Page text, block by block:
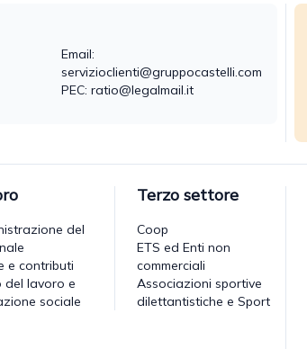
Email:
servizioclienti@gruppocastelli.com
PEC: ratio@legalmail.it
del
e contributi
del lavoro e
sociale
Terzo settore
Coop
ETS ed Enti non
commerciali
Associazioni sportive
dilettantistiche e Sport